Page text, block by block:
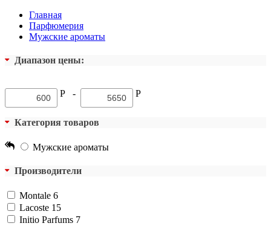
Главная
Парфюмерия
Мужские ароматы
Диапазон цены:
Р - Р
Категория товаров
Мужские ароматы
Производители
Montale 6
Lacoste 15
Initio Parfums 7